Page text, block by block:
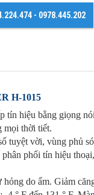
- 0978.445.202
H-1015
tín hiệu bằng giọng
mọi thời tiết.
tuyệt vời, vùng phủ
phối tín hiệu
do ẩm. Giảm